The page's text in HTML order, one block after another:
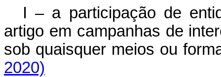
I – a participação de
artigo em campanhas de
sob quaisquer meios ou
2020)